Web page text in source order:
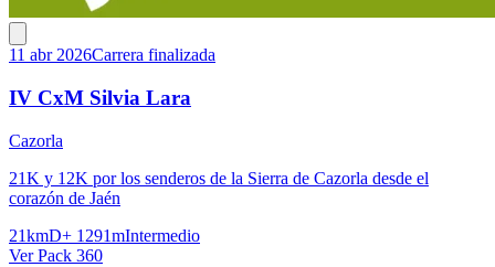
11 abr 2026Carrera finalizada
IV CxM Silvia Lara
Cazorla
21K y 12K por los senderos de la Sierra de Cazorla desde el
corazón de Jaén
21kmD+ 1291mIntermedio
Ver Pack 360